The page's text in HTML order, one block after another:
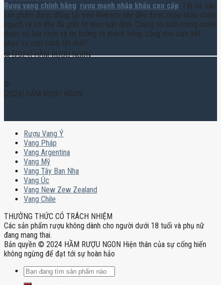
Rượu vang chính hãng, rượu mạnh nhập khẩu cao cấp . Tất cả các
sản phẩm được đăng tải trên Website này đều được nhập khẩu chính
ngạch và có đầy đủ giấy tờ theo luật định. Chúng tôi luôn mong muốn
được sự lựa chọn và tin tưởng từ khách hàng, cũng như cam kết
phục vụ một cách tốt nhất!
© [2024] HẦM RƯỢU NGON
©
[2024] HẦM RƯỢU NGON
Rượu Vang Ý
Vang Pháp
Vang Argentina
Vang Mỹ
Vang Tây Ban Nha
Vang Úc
Vang New Zew Zealand
Vang Chile
THƯỞNG THỨC CÓ TRÁCH NHIỆM
Các sản phẩm rượu không dành cho người dưới 18 tuổi và phụ nữ
đang mang thai.
Bản quyền © 2024 HẦM RƯỢU NGON Hiện thân của sự cống hiến
không ngừng để đạt tới sự hoàn hảo
Tìm
kiếm: